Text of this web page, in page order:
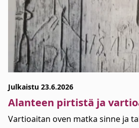
Julkaistu 23.6.2026
Alanteen pirtistä ja
Vartioaitan oven matka sinne ja